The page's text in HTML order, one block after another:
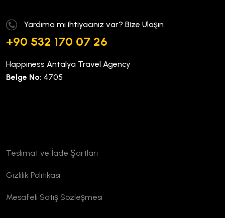
Yardıma mı ihtiyacınız var? Bize Ulaşın
+90 532 170 07 26
Happiness Antalya Travel Agency
Belge No: 4705
Teslimat ve İade Şartları
Gizlilik Politikası
Mesafeli Satış Sözleşmesi